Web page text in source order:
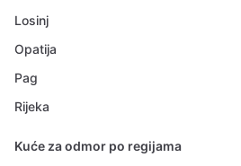
Losinj
Opatija
Pag
Rijeka
Kuće za odmor po regijama